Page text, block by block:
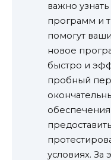
важно
программ и
помогут
новое
быстро и
пробный
условиях.